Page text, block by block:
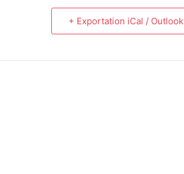
+ Exportation iCal / Outlook